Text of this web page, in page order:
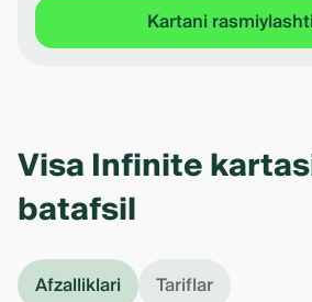
Kartani
Visa Infinite
batafsil
Afzalliklari Tariflar